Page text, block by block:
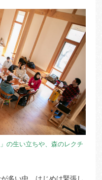
の生い立ちや、森のレクチ
多い中、はじめは緊張し